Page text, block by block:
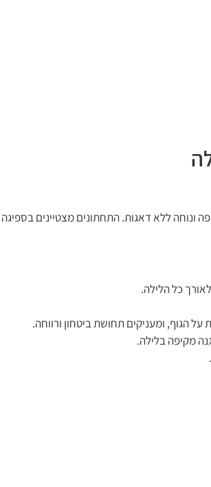
ונוחה ללא דאגות. התחתונים מצטיינים
כל הלילה.
הגוף, ומעניקים תחושת ביטחון ורווחה.
מקיפה בלילה.